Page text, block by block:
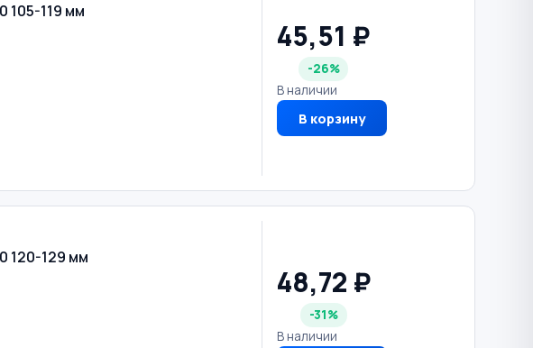
105-119 мм
45,51 ₽
-26%
В наличии
В корзину
120-129 мм
48,72 ₽
-31%
В наличии